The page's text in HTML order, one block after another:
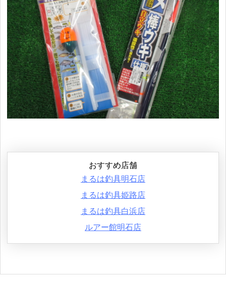
おすすめ店舗
まるは釣具明石店
まるは釣具姫路店
まるは釣具白浜店
ルアー館明石店